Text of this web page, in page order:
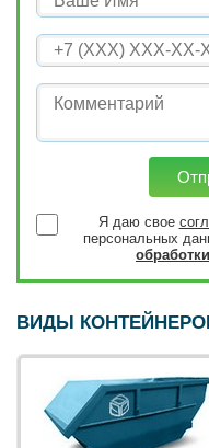
Я даю свое
персональных
ВИДЫ